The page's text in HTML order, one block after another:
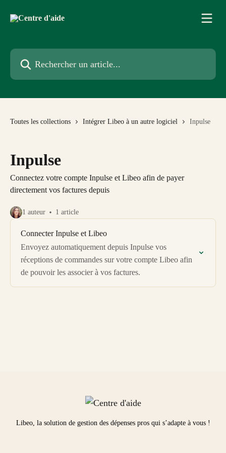
Rechercher un article...
Toutes les collections Intégrer Libeo à un autre logiciel Inpulse
Inpulse
Connectez votre compte Inpulse et Libeo afin de payer
directement vos factures depuis
1 auteur 1 article
Connecter Inpulse et Libeo
Envoyez automatiquement depuis Inpulse vos
réceptions de commandes sur votre compte Libeo afin
de pouvoir les associer à vos factures.
Libeo, la solution de gestion des dépenses pros qui s’adapte à vous !